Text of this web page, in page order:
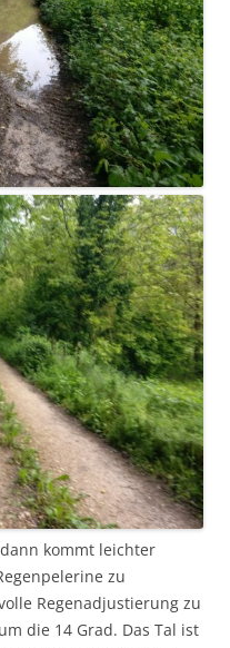
kommt leichter
zu
Regenadjustierung zu
die 14 Grad. Das Tal ist